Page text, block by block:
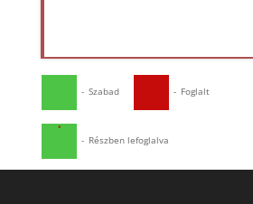
- Szabad - Foglalt
·
- Részben lefoglalva